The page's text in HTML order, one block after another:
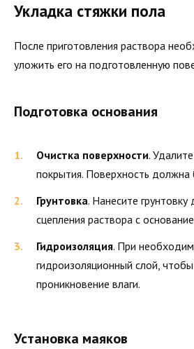
Укладка стяжки пола
После приготовления раствора
уложить его на подготовленную
Подготовка основания
Очистка поверхности.
покрытия. Поверхность должна
Грунтовка. Нанесите грунтовку
сцепления раствора с
Гидроизоляция. При
гидроизоляционный слой,
проникновение влаги.
Установка маяков